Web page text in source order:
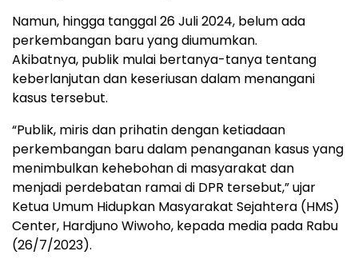
Namun, hingga tanggal 26 Juli 2024, belum ada
perkembangan baru yang diumumkan.
Akibatnya, publik mulai bertanya-tanya tentang
keberlanjutan dan keseriusan dalam menangani
kasus tersebut.
“Publik, miris dan prihatin dengan ketiadaan
perkembangan baru dalam penanganan kasus yang
menimbulkan kehebohan di masyarakat dan
menjadi perdebatan ramai di DPR tersebut,” ujar
Ketua Umum Hidupkan Masyarakat Sejahtera (HMS)
Center, Hardjuno Wiwoho, kepada media pada Rabu
(26/7/2023).